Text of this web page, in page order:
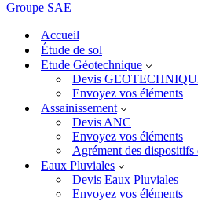
Groupe SAE
Accueil
Étude de sol
Etude Géotechnique
Devis
Envoyez vos éléments
Assainissement
Devis ANC
Envoyez vos éléments
Agrément des dispositifs
Eaux Pluviales
Devis Eaux Pluviales
Envoyez vos éléments